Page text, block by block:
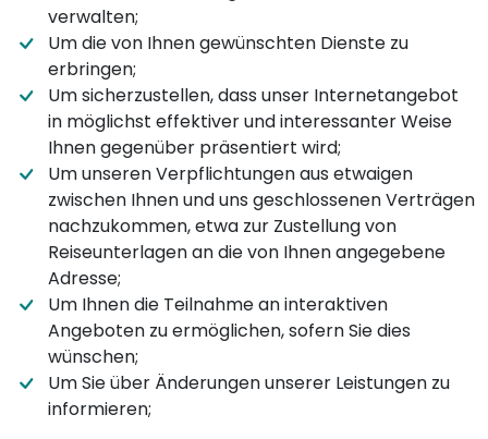
verwalten;
Um die von Ihnen gewünschten Dienste zu
erbringen;
Um sicherzustellen, dass unser Internetangebot
in möglichst effektiver und interessanter Weise
Ihnen gegenüber präsentiert wird;
Um unseren Verpflichtungen aus etwaigen
zwischen Ihnen und uns geschlossenen Verträgen
nachzukommen, etwa zur Zustellung von
Reiseunterlagen an die von Ihnen angegebene
Adresse;
Um Ihnen die Teilnahme an interaktiven
Angeboten zu ermöglichen, sofern Sie dies
wünschen;
Um Sie über Änderungen unserer Leistungen zu
informieren;